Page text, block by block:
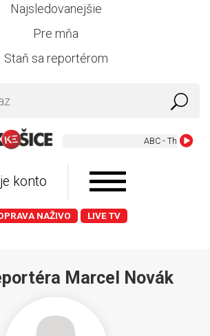
Najsledovanejšie
Pre mňa
Staň sa reportérom
ABC - The Look of
konto
NAŽIVO LIVE TV
Marcel Novák